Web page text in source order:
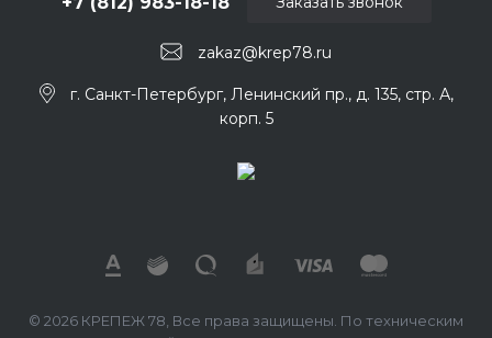
zakaz@krep78.ru
г. Санкт-Петербург, Ленинский пр., д. 135, стр. А,
корп. 5
© 2026 КРЕПЕЖ 78, Все права защищены. По техническим